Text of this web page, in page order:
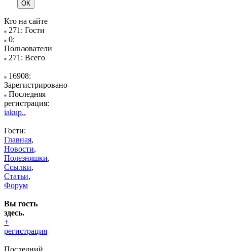
Кто на сайте
271: Гости
0:
Пользователи
271: Всего
16908:
Зарегистрировано
Последняя
регистрация:
iakup..
Гости:
Главная,
Новости,
Полезняшки,
Ссылки,
Статьи,
Форум
Вы гость
здесь.
+
регистрация
Последний